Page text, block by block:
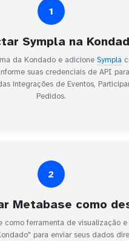
1
Sympla na
da Kondado e adicione Sympla
suas credenciais de API
integrações de Eventos,
Pedidos.
2
Metabase como
como ferramenta de visualização
para enviar seus dados